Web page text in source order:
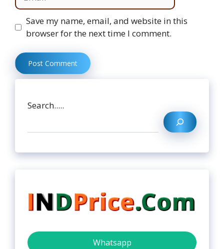
Website
Save my name, email, and website in this
browser for the next time I comment.
Search.....
Whatsapp